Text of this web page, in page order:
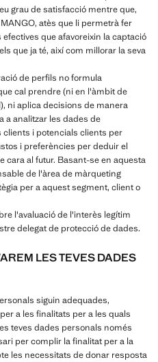
grau de satisfacció mentre que,
atès que li permetrà fer
que afavoreixin la captació
que ja té, així com millorar la seva
de perfils no formula
cal prendre (ni en l'àmbit de
ni aplica decisions de manera
a analitzar les dades de
i potencials clients per
i preferències per deduir el
al futur. Basant-se en aquesta
de l'àrea de màrqueting
per a aquest segment, client o
l'avaluació de l'interès legítim
delegat de protecció de dades.
LES TEVES DADES
siguin adequades,
a les finalitats per a les quals
teves dades personals només
per complir la finalitat per a la
les necessitats de donar resposta